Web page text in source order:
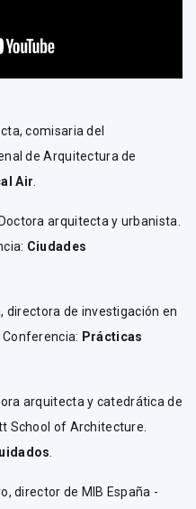
comisaria del
de Arquitectura de
Air
arquitecta y urbanista.
Ciudades
directora de investigación en
Prácticas
arquitecta y catedrática de
School of Architecture.
director de MIB España -